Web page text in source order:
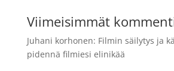
Viimeisimmät
Juhani korhonen: Filmin säilytys ja
pidennä filmiesi elinikää